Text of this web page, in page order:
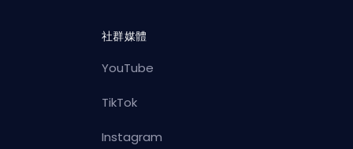
社群媒體
YouTube
TikTok
Instagram